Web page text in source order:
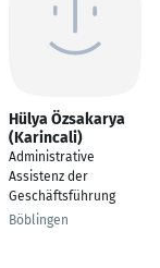
Hülya Özsakarya
(Karincali)
Administrative
Assistenz der
Geschäftsführung
Böblingen